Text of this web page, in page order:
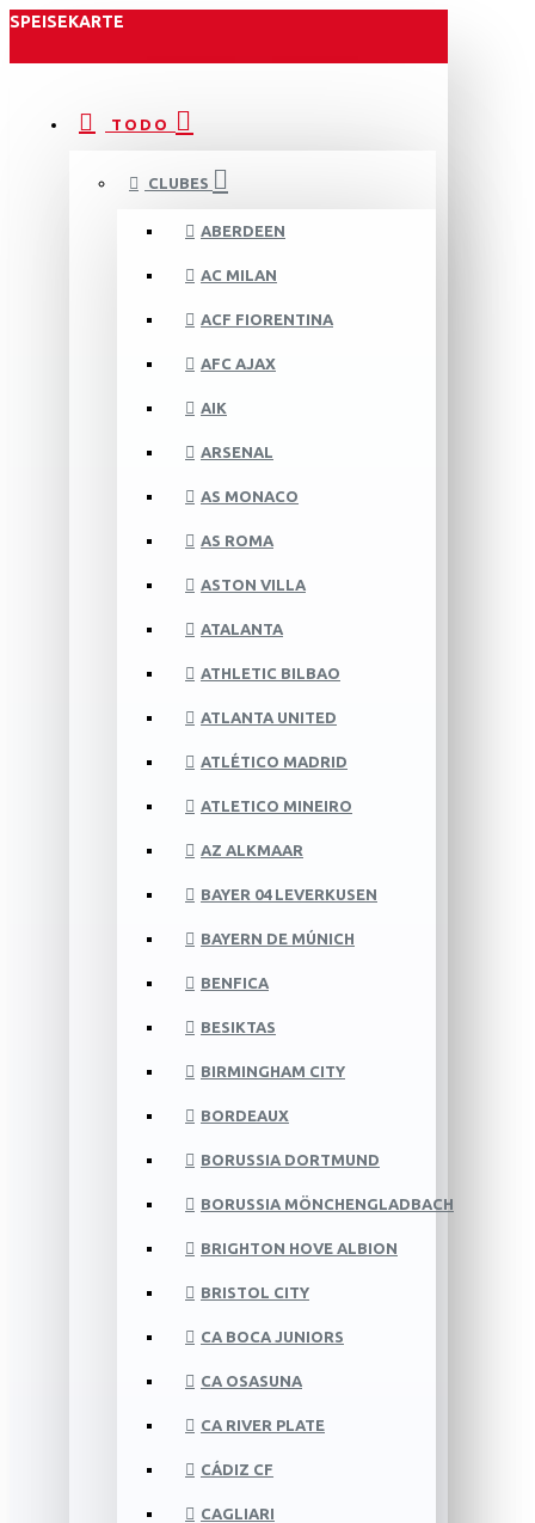
SPEISEKARTE
TODO
CLUBES
ABERDEEN
AC MILAN
ACF FIORENTINA
AFC AJAX
AIK
ARSENAL
AS MONACO
AS ROMA
ASTON VILLA
ATALANTA
ATHLETIC BILBAO
ATLANTA UNITED
ATLÉTICO MADRID
ATLETICO MINEIRO
AZ ALKMAAR
BAYER 04 LEVERKUSEN
BAYERN DE MÚNICH
BENFICA
BESIKTAS
BIRMINGHAM CITY
BORDEAUX
BORUSSIA DORTMUND
BORUSSIA MÖNCHENGLADBACH
BRIGHTON HOVE ALBION
BRISTOL CITY
CA BOCA JUNIORS
CA OSASUNA
CA RIVER PLATE
CÁDIZ CF
CAGLIARI